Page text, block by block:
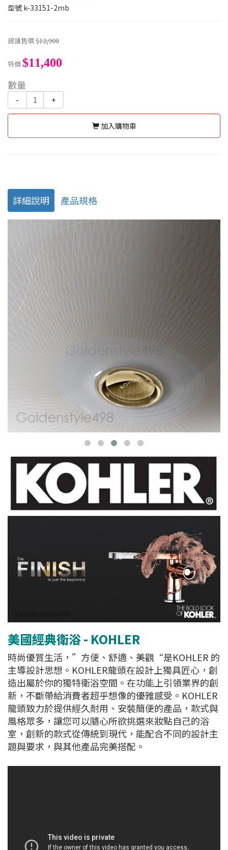
型號k-33151-2mb
建議售價$12,900
特價$11,400
數量
- +
加入購物車
詳細說明 產品規格
美國經典衛浴 - KOHLER
時尚優質生活，”方便、舒適、美觀“是KOHLER 的
主導設計思想。KOHLER龍頭在設計上獨具匠心，創
造出屬於你的獨特衛浴空間。在功能上引領業界的創
新，不斷帶給消費者超乎想像的優雅感受。KOHLER
龍頭致力於提供經久耐用、安裝簡便的產品，款式與
風格眾多，讓您可以隨心所欲挑選來妝點自己的浴
室，創新的款式從傳統到現代，能配合不同的設計主
題與要求，與其他產品完美搭配。